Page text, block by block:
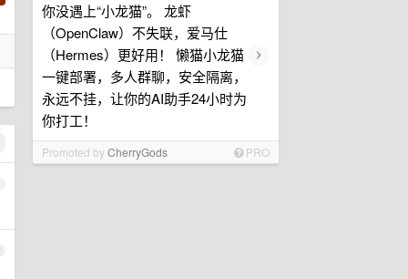
你没遇上“小龙猫”。 龙虾
（OpenClaw）不失联，爱马仕
（Hermes）更好用！ 懒猫小龙猫
一键部署，多人群聊，安全隔离，
永远不挂，让你的AI助手24小时为
你打工！
›
Promoted byCherryGods PRO